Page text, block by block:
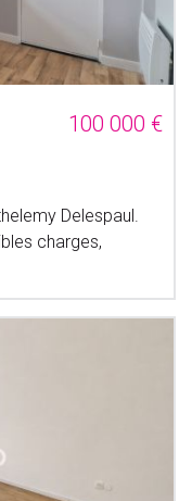
100 000 €
Delespaul.
charges,